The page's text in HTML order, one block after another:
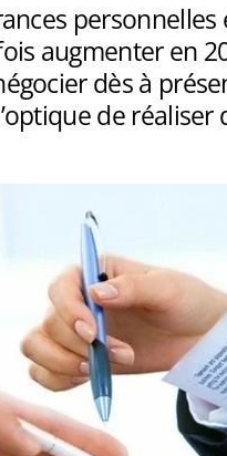
augmenter en
dès à
de